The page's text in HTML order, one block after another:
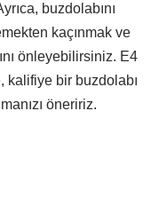
buzdolabını
kaçınmak ve
önleyebilirsiniz. E4
kalifiye bir buzdolabı
öneririz.